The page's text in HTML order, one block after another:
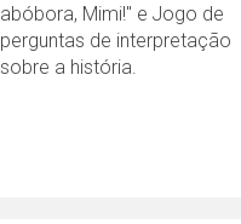
abóbora, Mimi!" e Jogo de
perguntas de interpretação
sobre a história.